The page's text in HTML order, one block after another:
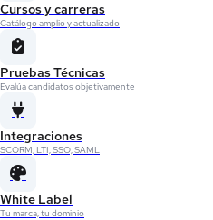
Cursos y carreras
Catálogo amplio y actualizado
Pruebas Técnicas
Evalúa candidatos objetivamente
Integraciones
SCORM, LTI, SSO, SAML
White Label
Tu marca, tu dominio